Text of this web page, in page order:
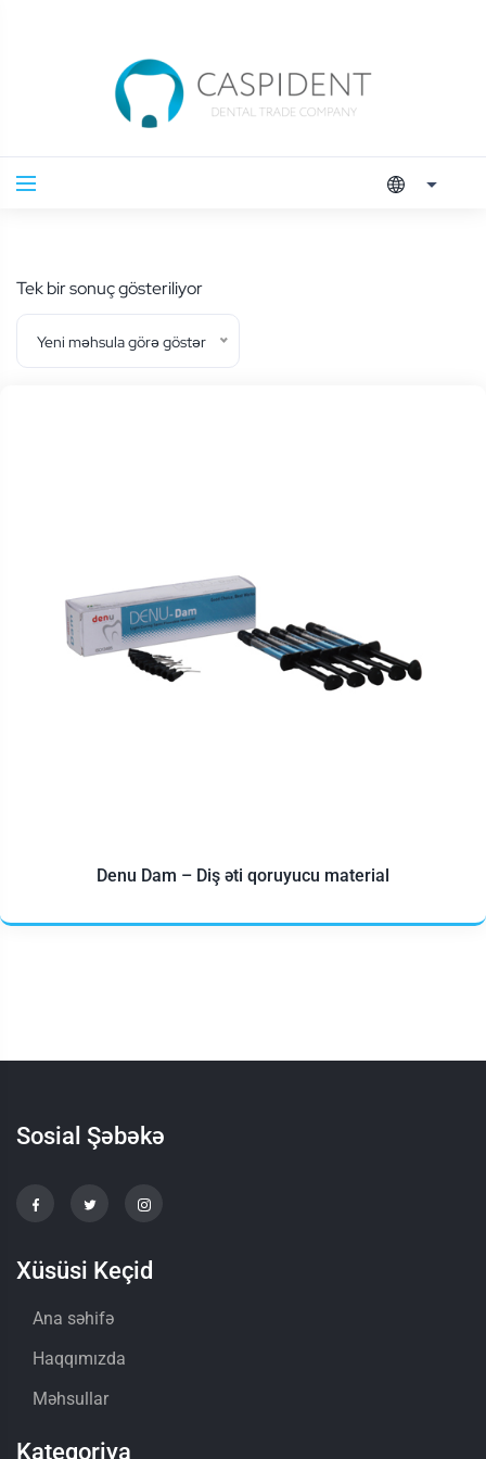
Tek bir sonuç gösteriliyor
Yeni məhsula görə göstər
Denu Dam – Diş əti qoruyucu material
Sosial Şəbəkə
Xüsüsi Keçid
Ana səhifə
Haqqımızda
Məhsullar
Kateqoriya